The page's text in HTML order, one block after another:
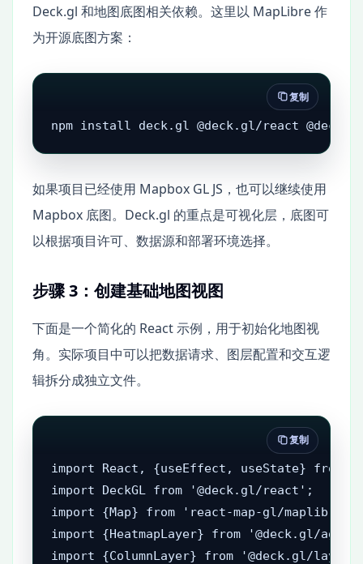
Deck.gl 和地图底图相关依赖。这里以 MapLibre 作
为开源底图方案：
npm install deck.gl @deck.gl/react
复制
如果项目已经使用 Mapbox GL JS，也可以继续使用
Mapbox 底图。Deck.gl 的重点是可视化层，底图可
以根据项目许可、数据源和部署环境选择。
步骤 3：创建基础地图视图
下面是一个简化的 React 示例，用于初始化地图视
角。实际项目中可以把数据请求、图层配置和交互逻
辑拆分成独立文件。
import React, {useEffect, useState} from
import DeckGL from '@deck.gl/react';
import {Map} from 'react-map-gl/maplibre';
import {HeatmapLayer} from '@deck.gl/
import {ColumnLayer} from '@deck.gl/
复制